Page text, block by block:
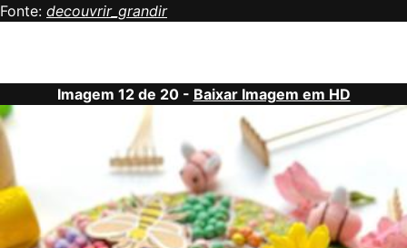
Fonte: decouvrir_grandir
Imagem 12 de 20 - Baixar Imagem em HD